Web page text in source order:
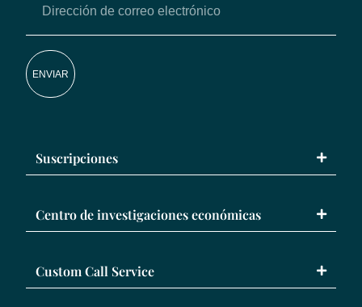
ENVIAR
Suscripciones
Centro de investigaciones económicas
Custom Call Service